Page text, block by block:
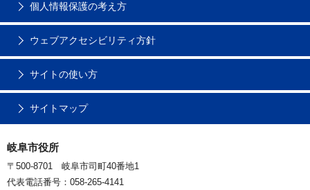
個人情報保護の考え方
ウェブアクセシビリティ方針
サイトの使い方
サイトマップ
岐阜市役所
〒500-8701 岐阜市司町40番地1
代表電話番号：058-265-4141